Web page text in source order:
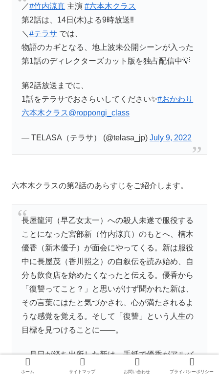
／#竹内涼真 主演#六本木クラス
第2話は、14日(木)よる9時放送‼
＼#テラサ では、
物語のカギとなる、地上波未公開シーンが入った
第1話のディレクターズカット版を独占配信中💡
第2話放送までに、
1話をテラサでおさらいしてください✨#おかわり
六本木クラス@roppongi_class
— TELASA（テラサ） (@telasa_jp)July 9, 2022
六本木クラスの第2話のあらすじをご紹介します。
長屋龍河（早乙女太一）への殺人未遂で服役する
ことになった宮部新（竹内涼真）のもとへ、楠木
優香（新木優子） が面会にやってくる。新は服役
中に長屋茂（香川照之）の自叙伝を読み始め、自
分も飲食店を始めたくなったと伝える。優香から
「復讐ってこと？」と思いがけず聞かれた新は、
その言葉にはたと気づかされ、心が満たされるよ
うな感覚を覚える。そして「復讐」という人生の
目標を見つけることに――。
月日が経ち出所した新は、手紙で優香がアルバ
イトをしていると言っていた六本木を訪れる。ち
ホーム サイトマップ お問い合わせ プライバシーポリシー